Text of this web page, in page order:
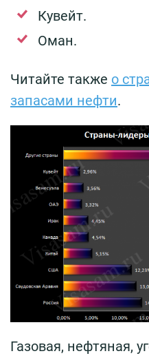
Кувейт.
Оман.
Читайте также о
запасами нефти.
Газовая, нефтяная,